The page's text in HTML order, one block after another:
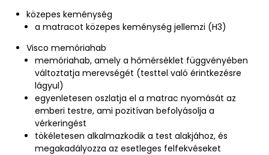
közepes keménység
a matracot közepes keménység jellemzi (H3)
Visco memóriahab
memóriahab, amely a hőmérséklet függvényében
változtatja merevségét (testtel való érintkezésre
lágyul)
egyenletesen oszlatja el a matrac nyomását az
emberi testre, ami pozitívan befolyásolja a
vérkeringést
tökéletesen alkalmazkodik a test alakjához, és
megakadályozza az esetleges felfekvéseket